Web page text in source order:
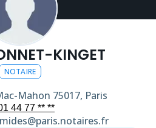
KINGET
NOTAIRE
Mahon 75017, Paris
44 77 ** **